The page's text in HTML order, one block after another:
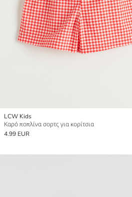
LCW Kids
Καρό ποπλίνα σορτς για κορίτσια
4.99 EUR